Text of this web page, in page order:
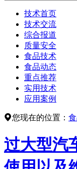
技术首页
技术交流
综合报道
质量安全
食品技术
食品动态
重点推荐
实用技术
应用案例
您现在的位置：
过大型汽